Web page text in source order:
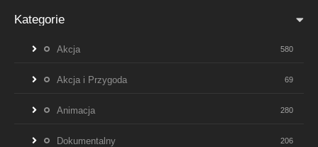
Kategorie
Akcja 580
Akcja i Przygoda 69
Animacja 280
Dokumentalny 206